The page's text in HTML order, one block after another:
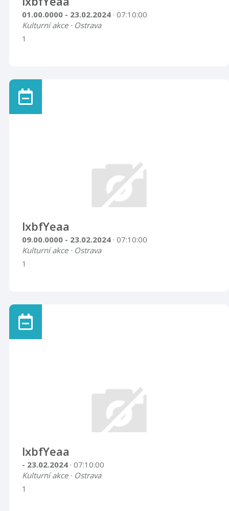
01.00.0000 - 23.02.2024 · 07:10:00
Kulturní akce · Ostrava
1
lxbfYeaa
09.00.0000 - 23.02.2024 · 07:10:00
Kulturní akce · Ostrava
1
lxbfYeaa
- 23.02.2024 · 07:10:00
Kulturní akce · Ostrava
1